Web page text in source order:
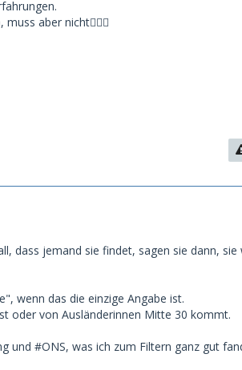
aber nicht🤷🏼‍♂️
dass jemand sie findet, sagen sie dann,
wenn das die einzige Angabe ist.
oder von Ausländerinnen Mitte 30 kommt.
und #ONS, was ich zum Filtern ganz gut